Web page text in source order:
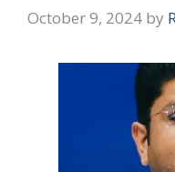
October 9, 2024 by